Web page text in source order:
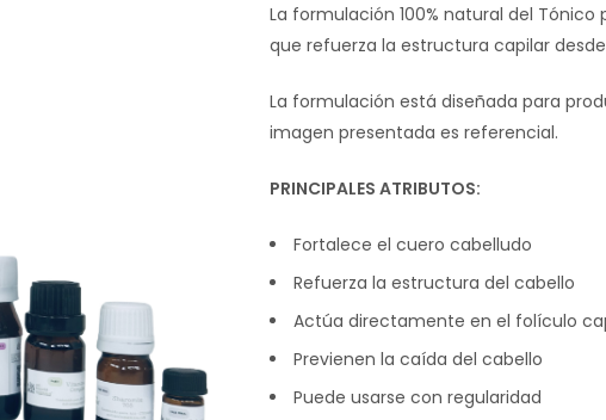
La formulación 100% natural del
que refuerza la estructura capilar
La formulación está diseñada para
imagen presentada es referencial.
PRINCIPALES ATRIBUTOS:
Fortalece el cuero cabelludo
Refuerza la estructura del cabello
Actúa directamente en el folículo
Previenen la caída del cabello
Puede usarse con regularidad